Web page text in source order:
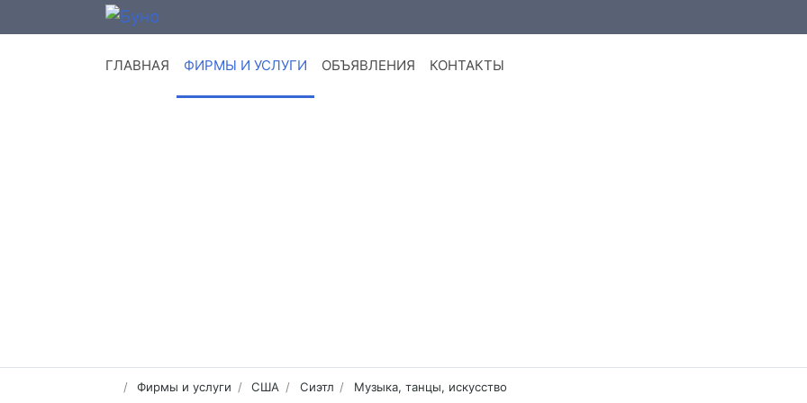
ГЛАВНАЯ ФИРМЫ И УСЛУГИ ОБЪЯВЛЕНИЯ КОНТАКТЫ
Фирмы и услуги США Сиэтл Музыка, танцы, искусство